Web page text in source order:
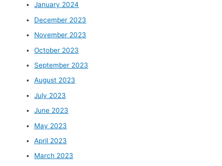
January 2024
December 2023
November 2023
October 2023
September 2023
August 2023
July 2023
June 2023
May 2023
April 2023
March 2023